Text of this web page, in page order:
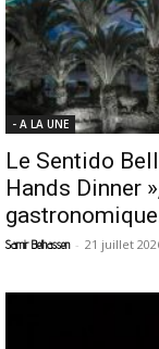
- A LA UNE
Le Sentido
Hands Dinner
Samir Belhassen - 21 juillet